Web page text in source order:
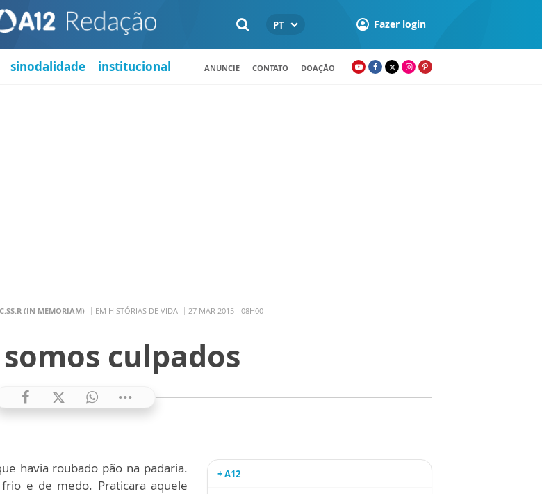
PT Fazer login
sinodalidade institucional ANUNCIE CONTATO DOAÇÃO
(IN MEMORIAM) EM HISTÓRIAS DE VIDA 27 MAR 2015 - 08H00
culpados
havia roubado pão na padaria.
e de medo. Praticara aquele
+ A12